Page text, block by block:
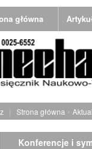
główna
| Strona główna ›
Konferencje i